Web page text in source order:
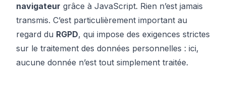
navigateur grâce à JavaScript. Rien n’est jamais
transmis. C’est particulièrement important au
regard du RGPD, qui impose des exigences strictes
sur le traitement des données personnelles : ici,
aucune donnée n’est tout simplement traitée.